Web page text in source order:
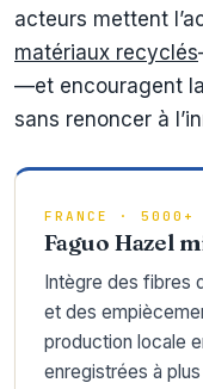
acteurs mettent
matériaux recyclés
—et encouragent
sans renoncer à
FRANCE · 5000+
Faguo Hazel
Intègre des fibres
et des
production locale
enregistrées à